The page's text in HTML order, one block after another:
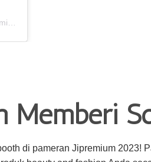
Memberi
di pameran Jipremium 2023!